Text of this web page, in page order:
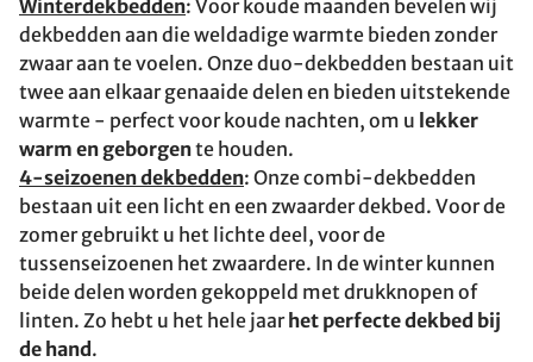
Winterdekbedden: Voor koude maanden bevelen wij
dekbedden aan die weldadige warmte bieden zonder
zwaar aan te voelen. Onze duo-dekbedden bestaan uit
twee aan elkaar genaaide delen en bieden uitstekende
warmte - perfect voor koude nachten, om u lekker
warm en geborgente houden.
4-seizoenen dekbedden: Onze combi-dekbedden
bestaan uit een licht en een zwaarder dekbed. Voor de
zomer gebruikt u het lichte deel, voor de
tussenseizoenen het zwaardere. In de winter kunnen
beide delen worden gekoppeld met drukknopen of
linten. Zo hebt u het hele jaar het perfecte dekbed bij
de hand .